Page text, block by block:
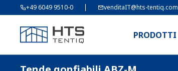
+49 6049 9510-0 venditaIT@hts-tentiq.com
PRODOTTI